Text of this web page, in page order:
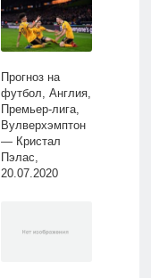
Прогноз на
футбол, Англия,
Премьер-лига,
Вулверхэмптон
— Кристал
Пэлас,
20.07.2020